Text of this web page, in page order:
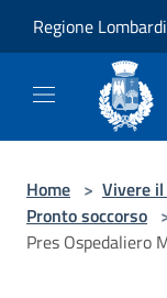
Regione
Home > Vivere
Pronto soccorso
Pres Ospedaliero